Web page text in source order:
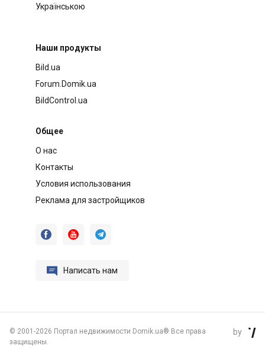
Українською
Наши продукты
Bild.ua
Forum.Domik.ua
BildControl.ua
Общее
О нас
Контакты
Условия использования
Реклама для застройщиков
  
 Написать нам
© 2001-2026 Портал недвижимости Domik.ua® Все права
защищены.
by 